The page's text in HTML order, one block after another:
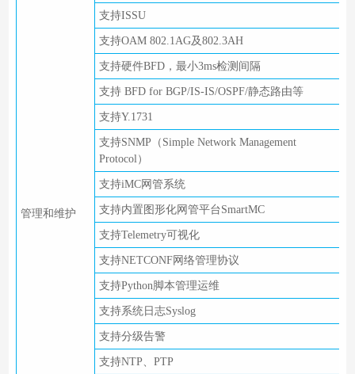
管理和维护
支持ISSU
支持OAM 802.1AG及802.3AH
支持硬件BFD，最小3ms检测间隔
支持 BFD for BGP/IS-IS/OSPF/静态路由等
支持Y.1731
支持SNMP（Simple Network Management
Protocol）
支持iMC网管系统
支持内置图形化网管平台SmartMC
支持Telemetry可视化
支持NETCONF网络管理协议
支持Python脚本管理运维
支持系统日志Syslog
支持分级告警
支持NTP、PTP